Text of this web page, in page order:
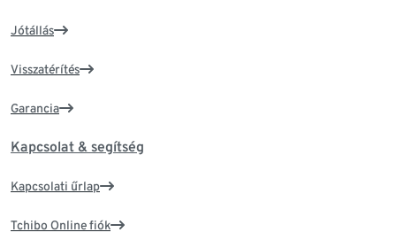
Jótállás
Visszatérítés
Garancia
Kapcsolat & segítség
Kapcsolati űrlap
Tchibo Online fiók